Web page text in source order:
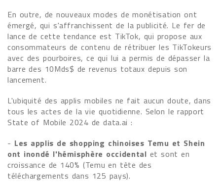
En outre, de nouveaux modes de monétisation ont
émergé, qui s'affranchissent de la publicité. Le fer de
lance de cette tendance est TikTok, qui propose aux
consommateurs de contenu de rétribuer les TikTokeurs
avec des pourboires, ce qui lui a permis de dépasser la
barre des 10Mds$ de revenus totaux depuis son
lancement.
L'ubiquité des applis mobiles ne fait aucun doute, dans
tous les actes de la vie quotidienne. Selon le rapport
State of Mobile 2024 de data.ai :
- Les applis de shopping chinoises Temu et Shein
ont inondé l'hémisphère occidental et sont en
croissance de 140% (Temu en tête des
téléchargements dans 125 pays).